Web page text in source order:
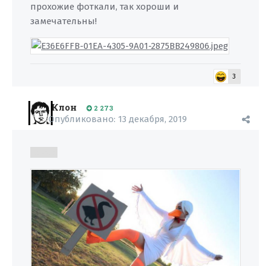
прохожие фоткали, так хороши и
замечательны!
3
Клон 2 273
Опубликовано: 13 декабря, 2019